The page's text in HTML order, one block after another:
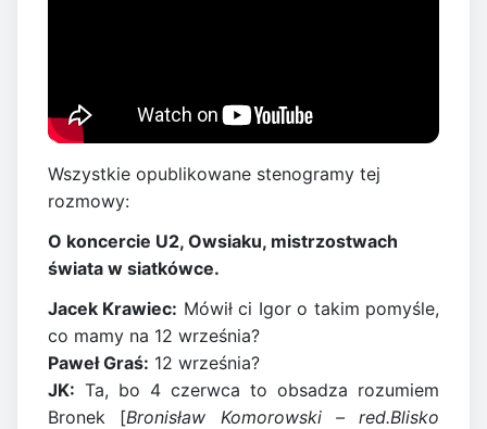
Wszystkie opublikowane stenogramy tej
rozmowy:
O koncercie U2, Owsiaku, mistrzostwach
świata w siatkówce.
Jacek Krawiec: Mówił ci Igor o takim pomyśle,
co mamy na 12 września?
Paweł Graś: 12 września?
JK: Ta, bo 4 czerwca to obsadza rozumiem
Bronek [Bronisław Komorowski – red.Blisko